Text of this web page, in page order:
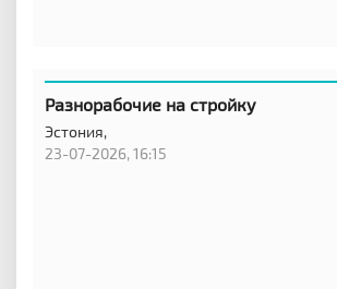
Разнорабочие на стройку
Эстония,
23-07-2026, 16:15